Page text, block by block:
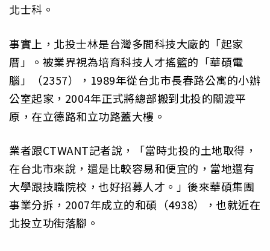
北士科。
事實上，北投士林是台灣多間科技大廠的「起家
厝」。被業界視為培育科技人才搖籃的「華碩電
腦」（2357），1989年從台北市長春路公寓的小辦
公室起家，2004年正式將總部搬到北投的關渡平
原，在立德路和立功路蓋大樓。
業者跟CTWANT記者說，「當時北投的土地取得，
在台北市來說，還是比較容易和便宜的，當地還有
大學跟技職院校，也好招募人才。」後來華碩集團
事業分拆，2007年成立的和碩（4938），也就近在
北投立功街落腳。